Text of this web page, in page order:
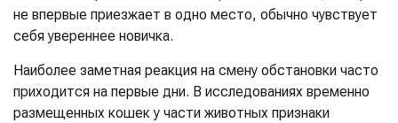
не впервые приезжает в одно место, обычно чувствует
себя увереннее новичка.
Наиболее заметная реакция на смену обстановки часто
приходится на первые дни. В исследованиях временно
размещенных кошек у части животных признаки